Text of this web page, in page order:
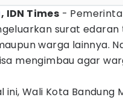
, IDN Times -
surat
warga lainnya.
mengimbau agar
ini, Wali Kota Bandung